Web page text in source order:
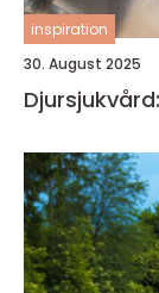
inspiration
30. August 2025